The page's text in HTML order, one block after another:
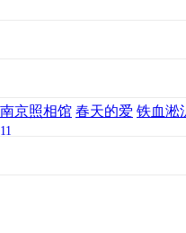
南京照相馆 春天的爱 铁血淞